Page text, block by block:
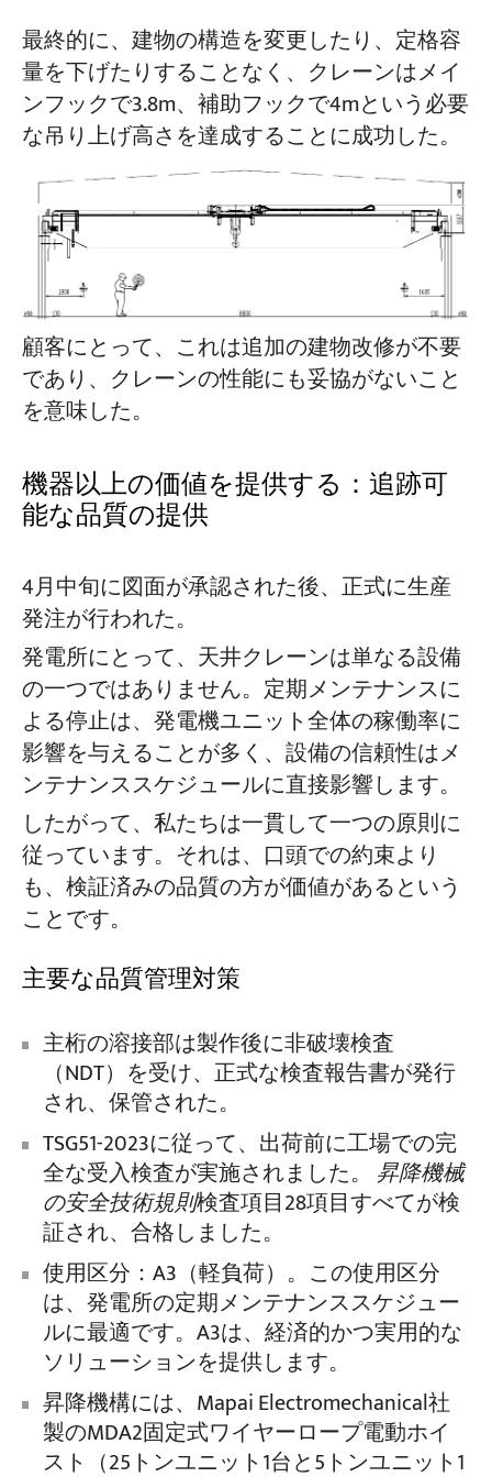
最終的に、建物の構造を変更したり、定格容
量を下げたりすることなく、クレーンはメイ
ンフックで3.8m、補助フックで4mという必要
な吊り上げ高さを達成することに成功した。
顧客にとって、これは追加の建物改修が不要
であり、クレーンの性能にも妥協がないこと
を意味した。
機器以上の価値を提供する：追跡可
能な品質の提供
4月中旬に図面が承認された後、正式に生産
発注が行われた。
発電所にとって、天井クレーンは単なる設備
の一つではありません。定期メンテナンスに
よる停止は、発電機ユニット全体の稼働率に
影響を与えることが多く、設備の信頼性はメ
ンテナンススケジュールに直接影響します。
したがって、私たちは一貫して一つの原則に
従っています。それは、口頭での約束より
も、検証済みの品質の方が価値があるという
ことです。
主要な品質管理対策
主桁の溶接部は製作後に非破壊検査
（NDT）を受け、正式な検査報告書が発行
され、保管された。
TSG51-2023に従って、出荷前に工場での完
全な受入検査が実施されました。 昇降機械
の安全技術規則検査項目28項目すべてが検
証され、合格しました。
使用区分：A3（軽負荷）。この使用区分
は、発電所の定期メンテナンススケジュー
ルに最適です。A3は、経済的かつ実用的な
ソリューションを提供します。
昇降機構には、Mapai Electromechanical社
製のMDA2固定式ワイヤーロープ電動ホイ
スト（25トンユニット1台と5トンユニット1